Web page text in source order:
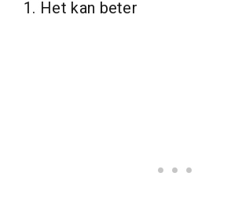
1. Het kan beter